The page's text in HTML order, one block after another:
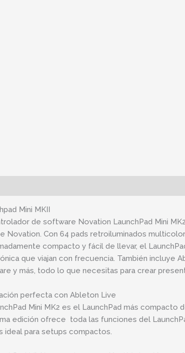
Mini MKII
de software Novation LaunchPad Mini
Novation. Con 64 pads retroiluminados
compacto y fácil de llevar, el
que viajan con frecuencia. También incluye
y más, todo lo que necesitas para crear
perfecta con Ableton Live
Mini MK2 es el LaunchPad más
edición ofrece toda las funciones del
ideal para setups compactos.